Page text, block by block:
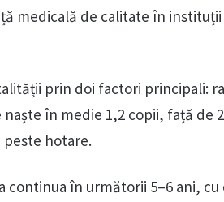
medicală de calitate în
prin doi factori principali:
în medie 1,2 copii, față de
hotare.
continua în următorii 5–6 ani,